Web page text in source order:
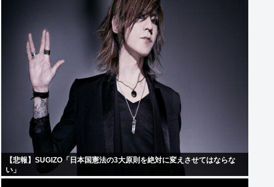
【悲報】SUGIZO「日本国憲法の3大原則を絶対に変えさせてはならな
い」